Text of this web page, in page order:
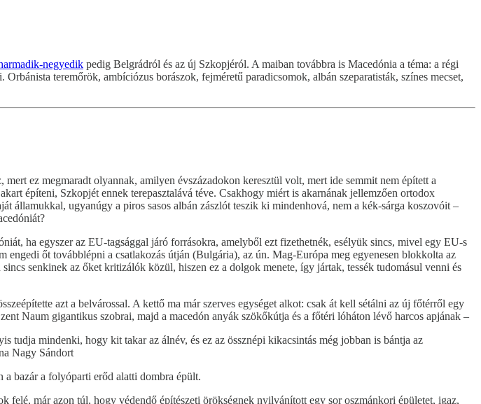
negyedik pedig Belgrádról és az új Szkopjéról. A maiban továbbra is Macedónia a téma: a régi
teremőrök, ambíciózus borászok, fejméretű paradicsomok, albán szeparatisták, színes mecset,
ez megmaradt olyannak, amilyen évszázadokon keresztül volt, mert ide semmit nem épített a
építeni, Szkopjét ennek terepasztalává téve. Csakhogy miért is akarnának jellemzően ortodox
államukkal, ugyanúgy a piros sasos albán zászlót teszik ki mindenhová, nem a kék-sárga koszovóit –
ha egyszer az EU-tagsággal járó forrásokra, amelyből ezt fizethetnék, esélyük sincs, mivel egy EU-s
őt továbblépni a csatlakozás útján (Bulgária), az ún. Mag-Európa meg egyenesen blokkolta az
senkinek az őket kritizálók közül, hiszen ez a dolgok menete, így jártak, tessék tudomásul venni és
azt a belvárossal. A kettő ma már szerves egységet alkot: csak át kell sétálni az új főtérről egy
Naum gigantikus szobrai, majd a macedón anyák szökőkútja és a főtéri lóháton lévő harcos apjának –
mindenki, hogy kit takar az álnév, és ez az össznépi kikacsintás még jobban is bántja az
Nagy Sándort
a bazár a folyóparti erőd alatti dombra épült.
felé, már azon túl, hogy védendő építészeti örökségnek nyilvánított egy sor oszmánkori épületet, igaz,